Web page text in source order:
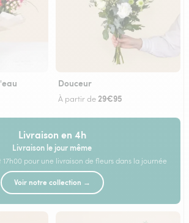
Douceur
À partir de 29€95
Livraison en 4h
Livraison le jour même
pour une livraison de fleurs dans la journée
Voir notre collection →